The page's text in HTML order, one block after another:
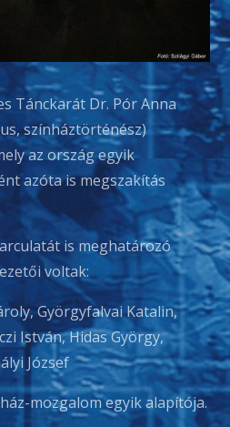
Tánckarát Dr. Pór Anna
színháztörténész)
az ország egyik
azóta is megszakítás
is meghatározó
voltak:
Györgyfalvai Katalin,
István, Hidas György,
József
mozgalom egyik alapítója.